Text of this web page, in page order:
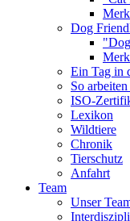
Dog
Ein Tag in
So
ISO-
Lexikon
Wildtiere
Chronik
Tierschutz
Anfahrt
Team
Unser